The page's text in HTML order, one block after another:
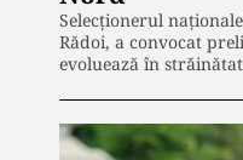
Selecţionerul
Rădoi, a convocat
evoluează în